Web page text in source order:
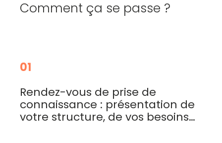
Comment ça se passe ?
01
Rendez-vous de prise de
connaissance : présentation de
votre structure, de vos besoins…